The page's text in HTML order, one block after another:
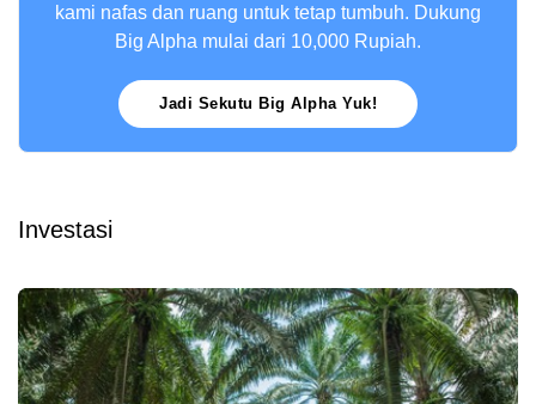
kami nafas dan ruang untuk tetap tumbuh. Dukung
Big Alpha mulai dari 10,000 Rupiah.
Jadi Sekutu Big Alpha Yuk!
Investasi